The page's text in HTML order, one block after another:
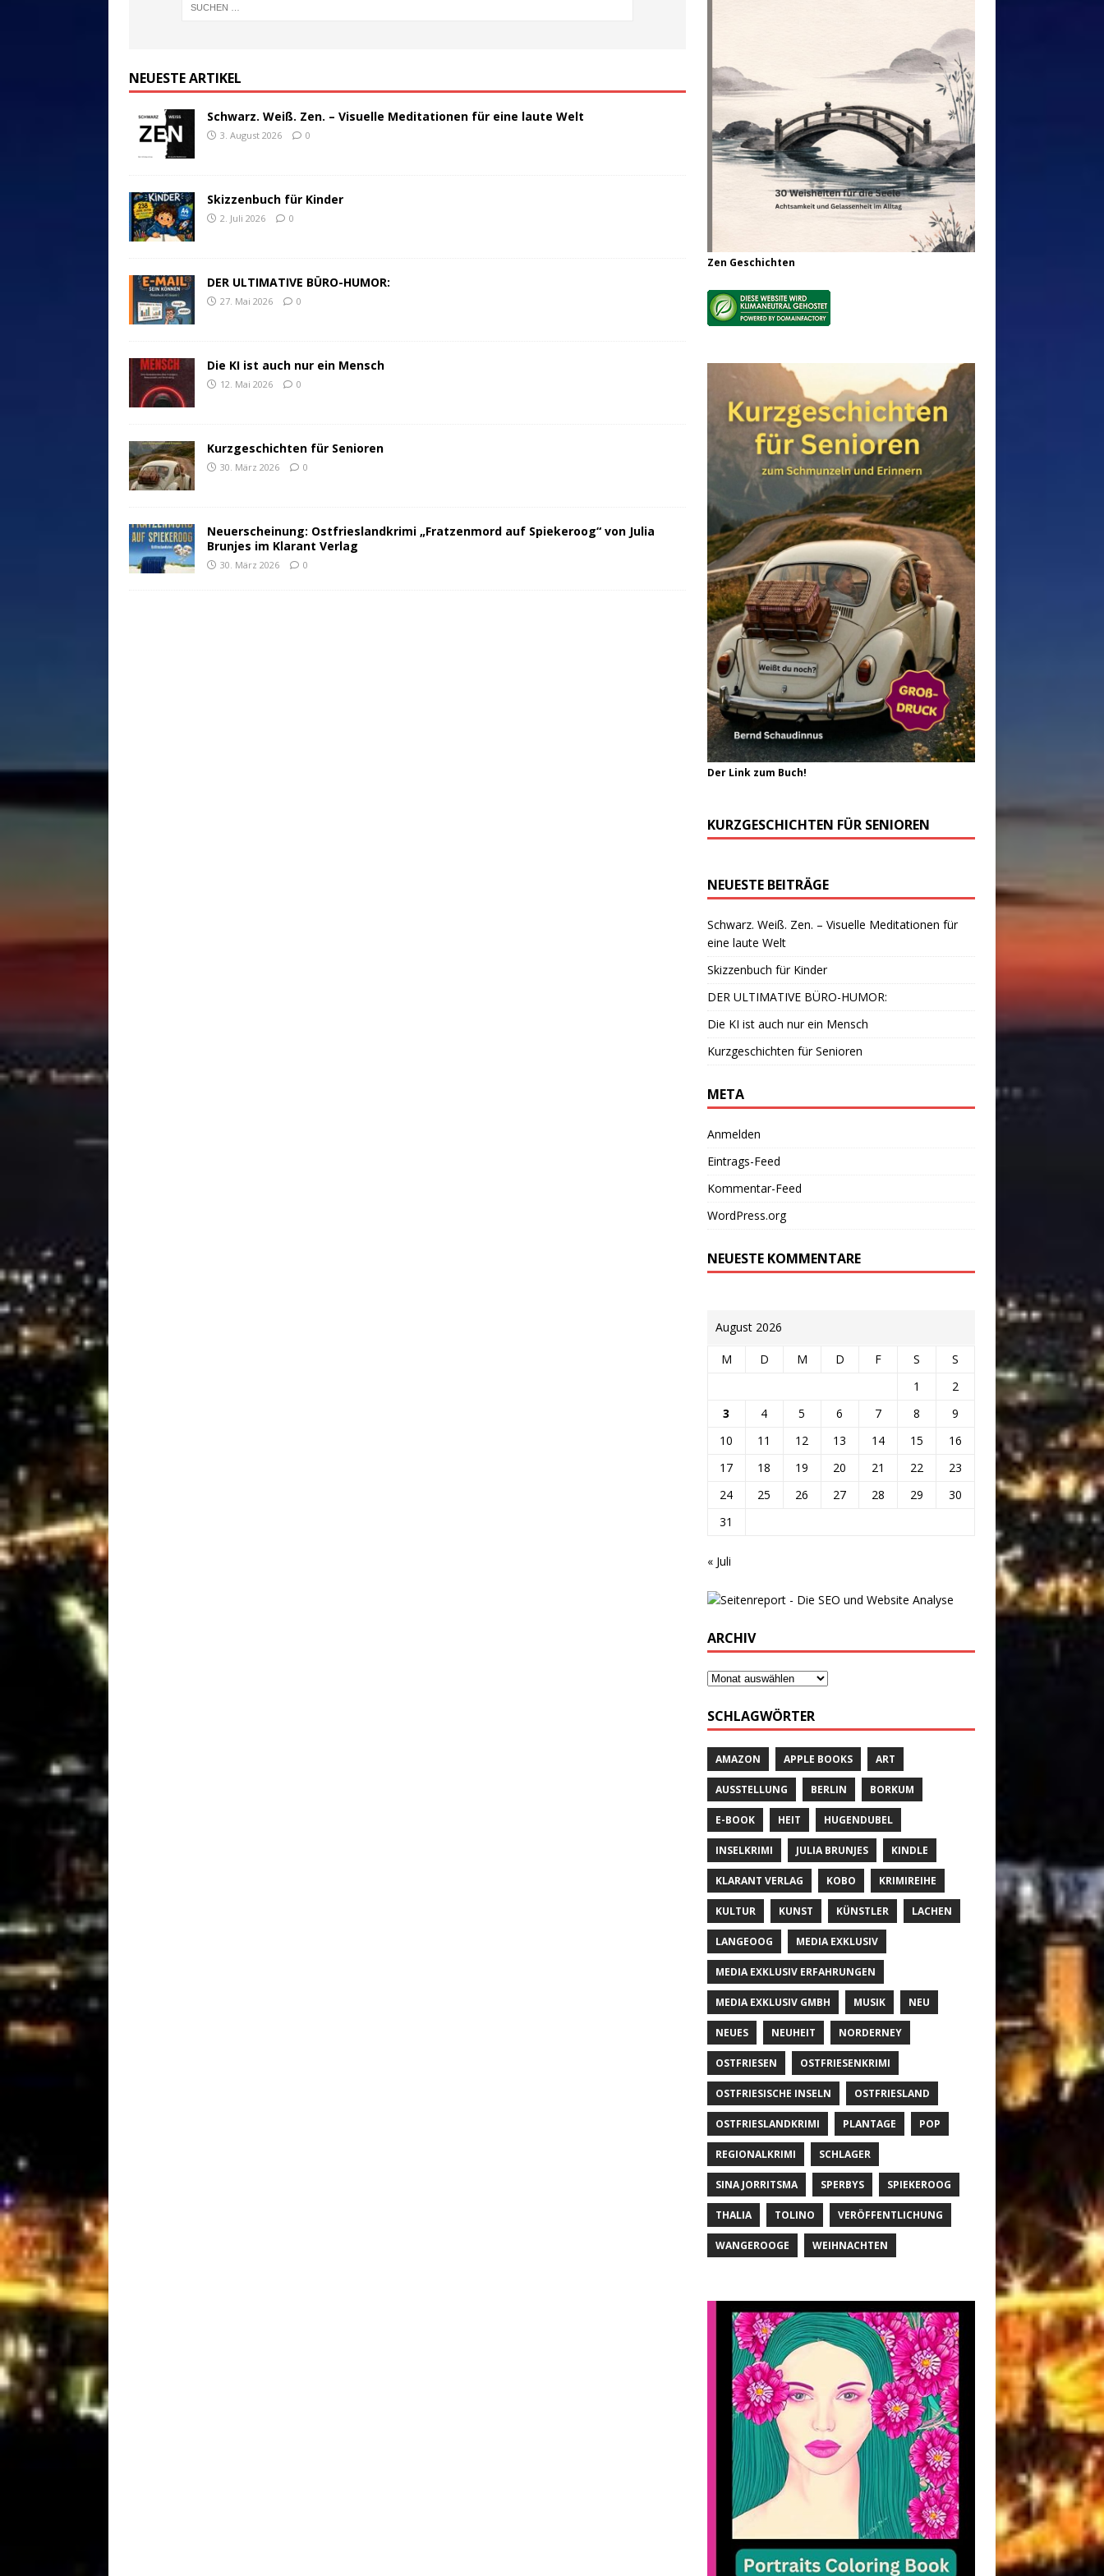
NEUESTE ARTIKEL
Schwarz. Weiß. Zen. – Visuelle Meditationen für eine laute Welt
3. August 2026 0
Skizzenbuch für Kinder
2. Juli 2026 0
DER ULTIMATIVE BÜRO-HUMOR:
27. Mai 2026 0
Die KI ist auch nur ein Mensch
12. Mai 2026 0
Kurzgeschichten für Senioren
30. März 2026 0
Neuerscheinung: Ostfrieslandkrimi „Fratzenmord auf Spiekeroog“ von Julia
Brunjes im Klarant Verlag
30. März 2026 0
Zen Geschichten
Der Link zum Buch!
KURZGESCHICHTEN FÜR SENIOREN
NEUESTE BEITRÄGE
Schwarz. Weiß. Zen. – Visuelle Meditationen für
eine laute Welt
Skizzenbuch für Kinder
DER ULTIMATIVE BÜRO-HUMOR:
Die KI ist auch nur ein Mensch
Kurzgeschichten für Senioren
META
Anmelden
Eintrags-Feed
Kommentar-Feed
WordPress.org
NEUESTE KOMMENTARE
August 2026
M D M D F S
S
1
2
3
4 5 6 7 8
9
10
11 12 13 14 15
16
17
18 19 20 21 22
23
24
25 26 27 28 29
30
31
« Juli
ARCHIV
SCHLAGWÖRTER
AMAZON APPLE BOOKS ART
AUSSTELLUNG BERLIN BORKUM
E-BOOK HEIT HUGENDUBEL
INSELKRIMI JULIA BRUNJES KINDLE
KLARANT VERLAG KOBO KRIMIREIHE
KULTUR KUNST KÜNSTLER LACHEN
LANGEOOG MEDIA EXKLUSIV
MEDIA EXKLUSIV ERFAHRUNGEN
MEDIA EXKLUSIV GMBH MUSIK NEU
NEUES NEUHEIT NORDERNEY
OSTFRIESEN OSTFRIESENKRIMI
OSTFRIESISCHE INSELN OSTFRIESLAND
OSTFRIESLANDKRIMI PLANTAGE POP
REGIONALKRIMI SCHLAGER
SINA JORRITSMA SPERBYS SPIEKEROOG
THALIA TOLINO VERÖFFENTLICHUNG
WANGEROOGE WEIHNACHTEN